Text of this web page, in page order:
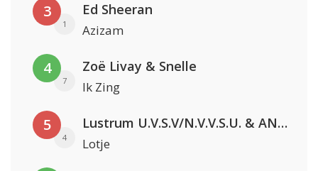
3
1
Ed Sheeran
Azizam
4
7
Zoë Livay & Snelle
Ik Zing
5
4
Lustrum U.V.S.V/N.V.V.S.U. & ANNO ONS & Jopke van Dobbenburgh & Roeland Beelen
Lotje